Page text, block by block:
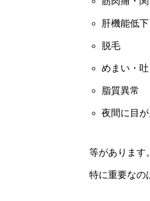
肝機能低下
脱毛
めまい・
脂質異常
夜間に目
等があります。
特に重要なの